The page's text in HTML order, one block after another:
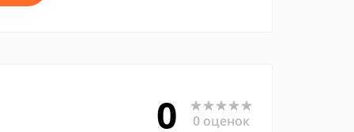
0 0 оценок